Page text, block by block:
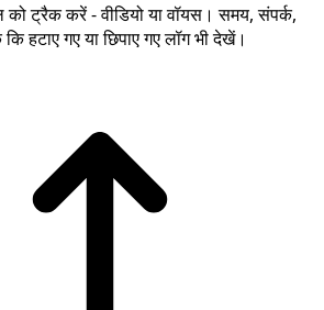
ट्रैक करें - वीडियो या वॉयस। समय, संपर्क,
हटाए गए या छिपाए गए लॉग भी देखें।